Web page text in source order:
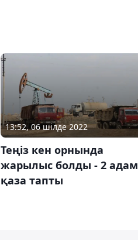
13:52, 06 шілде 2022
Теңіз кен орнында
жарылыс болды - 2 адам
қаза тапты